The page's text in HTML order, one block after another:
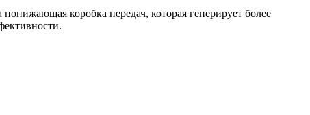
коробка передач, которая генерирует более